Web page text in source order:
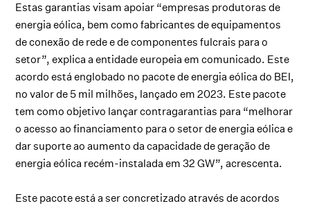
Estas garantias visam apoiar “empresas produtoras de
energia eólica, bem como fabricantes de equipamentos
de conexão de rede e de componentes fulcrais para o
setor”, explica a entidade europeia em comunicado. Este
acordo está englobado no pacote de energia eólica do BEI,
no valor de 5 mil milhões, lançado em 2023. Este pacote
tem como objetivo lançar contragarantias para “melhorar
o acesso ao financiamento para o setor de energia eólica e
dar suporte ao aumento da capacidade de geração de
energia eólica recém-instalada em 32 GW”, acrescenta.
Este pacote está a ser concretizado através de acordos